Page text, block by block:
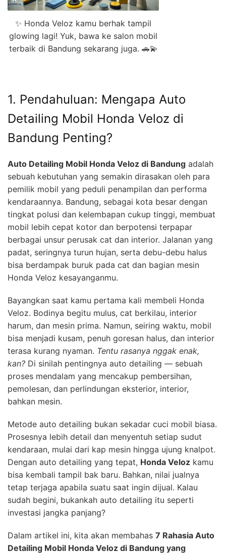
✨ Honda Veloz kamu berhak tampil
glowing lagi! Yuk, bawa ke salon mobil
terbaik di Bandung sekarang juga. 🚗💫
1. Pendahuluan: Mengapa Auto
Detailing Mobil Honda Veloz di
Bandung Penting?
Auto Detailing Mobil Honda Veloz di Bandung adalah
sebuah kebutuhan yang semakin dirasakan oleh para
pemilik mobil yang peduli penampilan dan performa
kendaraannya. Bandung, sebagai kota besar dengan
tingkat polusi dan kelembapan cukup tinggi, membuat
mobil lebih cepat kotor dan berpotensi terpapar
berbagai unsur perusak cat dan interior. Jalanan yang
padat, seringnya turun hujan, serta debu-debu halus
bisa berdampak buruk pada cat dan bagian mesin
Honda Veloz kesayanganmu.
Bayangkan saat kamu pertama kali membeli Honda
Veloz. Bodinya begitu mulus, cat berkilau, interior
harum, dan mesin prima. Namun, seiring waktu, mobil
bisa menjadi kusam, penuh goresan halus, dan interior
terasa kurang nyaman. Tentu rasanya nggak enak,
kan? Di sinilah pentingnya auto detailing — sebuah
proses mendalam yang mencakup pembersihan,
pemolesan, dan perlindungan eksterior, interior,
bahkan mesin.
Metode auto detailing bukan sekadar cuci mobil biasa.
Prosesnya lebih detail dan menyentuh setiap sudut
kendaraan, mulai dari kap mesin hingga ujung knalpot.
Dengan auto detailing yang tepat, Honda Veloz kamu
bisa kembali tampil bak baru. Bahkan, nilai jualnya
tetap terjaga apabila suatu saat ingin dijual. Kalau
sudah begini, bukankah auto detailing itu seperti
investasi jangka panjang?
Dalam artikel ini, kita akan membahas 7 Rahasia Auto
Detailing Mobil Honda Veloz di Bandung yang